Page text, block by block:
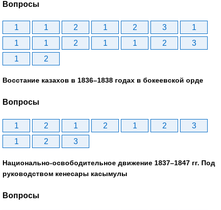
Вопросы
1 1 2 1 2 3
1
1
1 2 1 1 2
3
1
2
Восстание казахов в 1836–1838 годах в бокеевской орде
Вопросы
1 2 1 2 1 2
3
1
2 3
Национально-освободительное движение 1837–1847 гг. Под
руководством кенесары касымулы
Вопросы